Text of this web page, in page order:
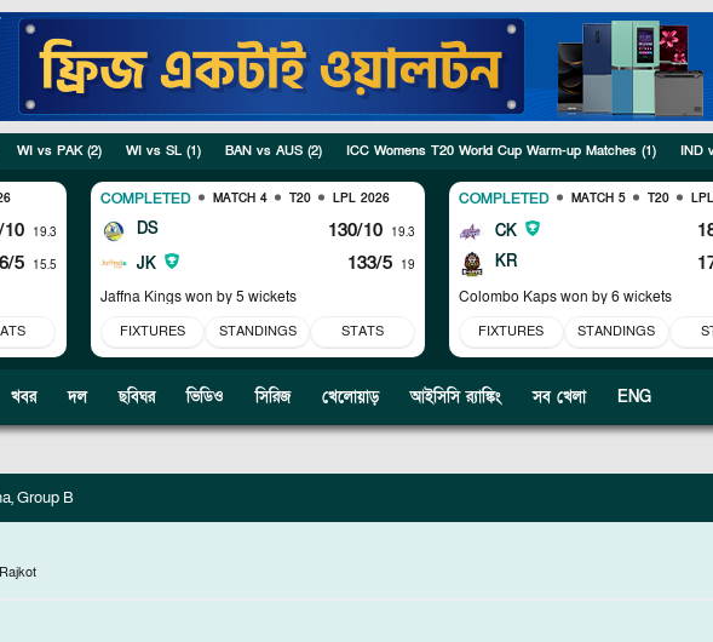
WI vs PAK(2) WI vs SL (1) BAN vs AUS (2) ICC Womens T20 World Cup Warm-up Matches (1) IND
10 19.3
5 15.5
COMPLETED MATCH 4 T20 LPL 2026
DS 130/10 19.3
JK 133/5 19
Jaffna Kings won by 5 wickets
FIXTURES STANDINGS STATS
COMPLETED MATCH 5 T20
CK
KR
Colombo Kaps won by 6 wickets
FIXTURES STANDINGS
খবর দল ছবিঘর ভিডিও সিরিজ খেলোয়াড় আইসিসি র‍্যাঙ্কিং সব খেলা ENG
Group B
Rajkot